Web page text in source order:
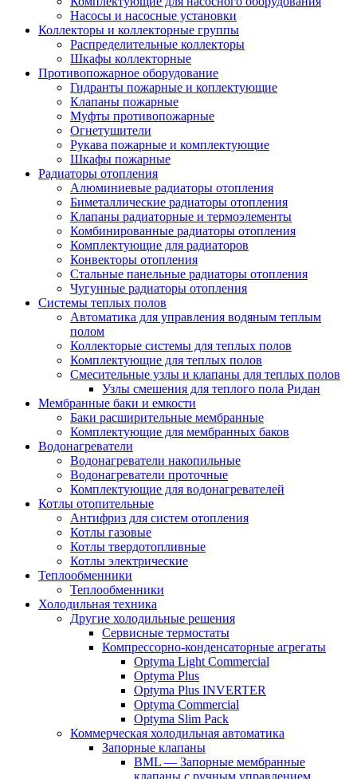
Насосы и насосные установки
Коллекторы и коллекторные группы
Распределительные коллекторы
Шкафы коллекторные
Противопожарное оборудование
Гидранты пожарные и коплектующие
Клапаны пожарные
Муфты противопожарные
Огнетушители
Рукава пожарные и комплектующие
Шкафы пожарные
Радиаторы отопления
Алюминиевые радиаторы отопления
Биметаллические радиаторы отопления
Клапаны радиаторные и термоэлементы
Комбинированные радиаторы отопления
Комплектующие для радиаторов
Конвекторы отопления
Стальные панельные радиаторы отопления
Чугунные радиаторы отопления
Системы теплых полов
Автоматика для управления водяным теплым
полом
Коллекторые системы для теплых полов
Комплектующие для теплых полов
Смесительные узлы и клапаны для теплых полов
Узлы смешения для теплого пола Ридан
Мембранные баки и емкости
Баки расширительные мембранные
Комплектующие для мембранных баков
Водонагреватели
Водонагреватели накопильные
Водонагреватели проточные
Комплектующие для водонагревателей
Котлы отопительные
Антифриз для систем отопления
Котлы газовые
Котлы твердотопливные
Котлы электрические
Теплообменники
Теплообменники
Холодильная техника
Другие холодильные решения
Сервисные термостаты
Компрессорно-конденсаторные агрегаты
Optyma Light Commercial
Optyma Plus
Optyma Plus INVERTER
Optyma Commercial
Optyma Slim Pack
Коммерческая холодильная автоматика
Запорные клапаны
BML — Запорные мембранные
клапаны с ручным управлением